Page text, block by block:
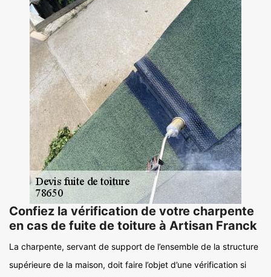
Confiez la vérification de votre charpente
en cas de fuite de toiture à Artisan Franck
La charpente, servant de support de l’ensemble de la structure
supérieure de la maison, doit faire l’objet d’une vérification si